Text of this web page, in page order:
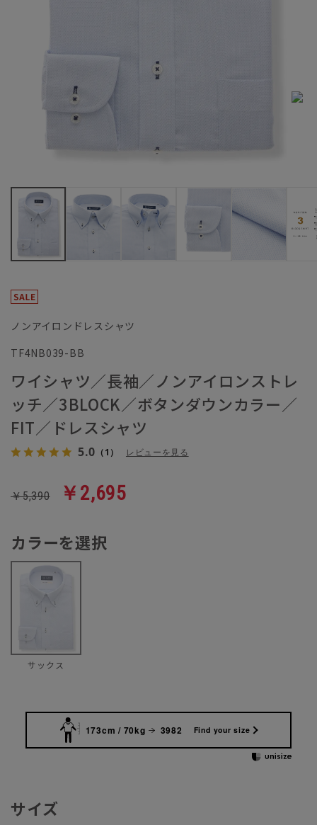
ノンアイロンドレスシャツ
TF4NB039-BB
ワイシャツ／長袖／ノンアイロンストレ
ッチ／3BLOCK／ボタンダウンカラー／
FIT／ドレスシャツ
5.0 （1） レビューを見る
￥5,390 ￥2,695
カラーを選択
サックス
173cm / 70kg 3982 Find your size
サイズ